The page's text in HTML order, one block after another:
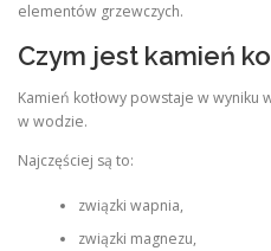
elementów grzewczych.
Czym jest kamień
Kamień kotłowy powstaje w wyniku
w wodzie.
Najczęściej są to:
związki wapnia,
związki magnezu,